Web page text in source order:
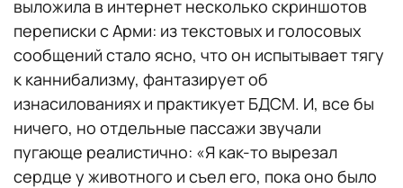
выложила в интернет несколько скриншотов
переписки с Арми: из текстовых и голосовых
сообщений стало ясно, что он испытывает тягу
к каннибализму, фантазирует об
изнасилованиях и практикует БДСМ. И, все бы
ничего, но отдельные пассажи звучали
пугающе реалистично: «Я как-то вырезал
сердце у животного и съел его, пока оно было